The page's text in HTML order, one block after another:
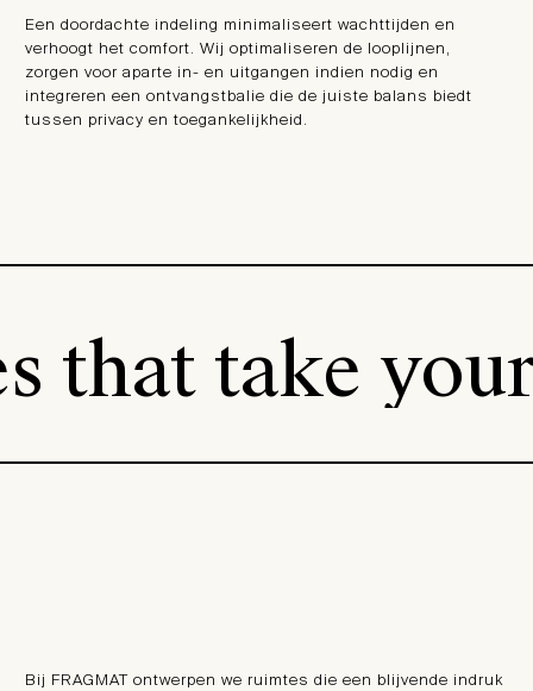
Een doordachte indeling minimaliseert wachttijden en
verhoogt het comfort. Wij optimaliseren de looplijnen,
zorgen voor aparte in- en uitgangen indien nodig en
integreren een ontvangstbalie die de juiste balans biedt
tussen privacy en toegankelijkheid.
that take
Bij FRAGMAT ontwerpen we ruimtes die een blijvende indruk